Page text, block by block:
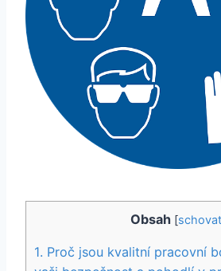
Obsah [schovat
1. Proč ⁣jsou kvalitní pracovní